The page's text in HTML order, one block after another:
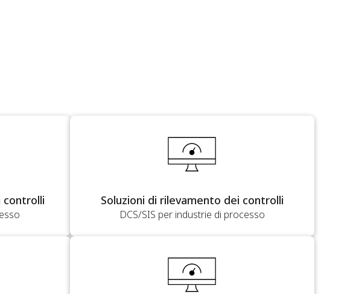
controlli Soluzioni di rilevamento dei controlli
DCS/SIS per industrie di processo